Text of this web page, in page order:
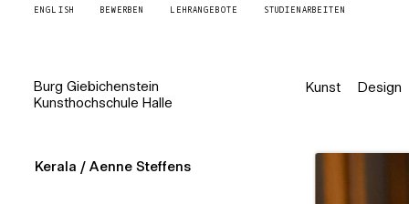
ENGLISH BEWERBEN LEHRANGEBOTE STUDIENARBEITEN
Burg Giebichenstein
Kunsthochschule Halle
Kunst Design
Kerala / Aenne Steffens